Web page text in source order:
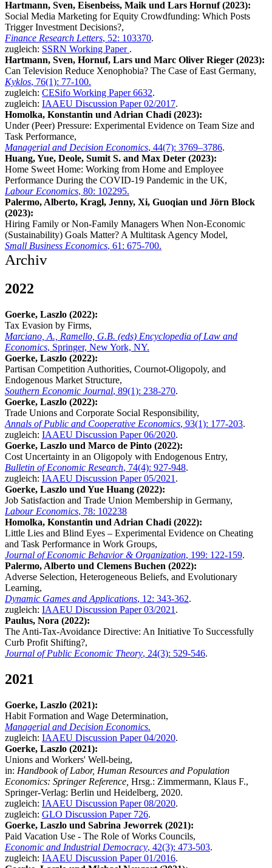
Hartmann, Sven, Eisenbeiss, Maik und Lars Hornuf (2023):
Social Media Marketing for Equity Crowdfunding: Which Posts
Trigger Investment Decisions?,
Finance Research Letters, 52: 103370.
zugleich: SSRN Working Paper .
Hartmann, Sven, Hornuf, Lars und Marc Oliver Rieger (2023):
Can Television Reduce Xenophobia? The Case of East Germany,
Kyklos, 76(1): 77-100.
zugleich: CESifo Working Paper 6632.
zugleich: IAAEU Discussion Paper 02/2017.
Homolka, Konstantin und Adrian Chadi (2023):
Under (Peer) Pressure: Experimental Evidence on Team Size and
Task Performance,
Managerial and Decision Economics, 44(7): 3769–3786.
Huang, Yue, Deole, Sumit S. and Max Deter (2023):
Home Sweet Home: Working from Home and Employee
Performance During the COVID-19 Pandemic in the UK,
Labour Economics, 80: 102295.
Palermo, Alberto, Kragl, Jenny, Xi, Guoqian und Jörn Block
(2023):
Hiring Family or Non-Family Managers When Non-Economic
(Sustainability) Goals Matter? A Multitask Agency Model,
Small Business Economics, 61: 675-700.
Archiv
2022
Goerke, Laszlo (2022):
Tax Evasion by Firms,
Marciano, A., Ramello, G.B. (eds) Encyclopedia of Law and
Economics, Springer, New York, NY.
Goerke, Laszlo (2022):
Partisan Competition Authorities, Cournot-Oligopoly, and
Endogenous Market Structure,
Southern Economic Journal, 89(1): 238-270.
Goerke, Laszlo (2022):
Trade Unions and Corporate Social Responsibility,
Annals of Public and Cooperative Economics, 93(1): 177-203.
zugleich: IAAEU Discussion Paper 06/2020.
Goerke, Laszlo und Marco de Pinto (2022):
Cost Uncertainty in an Oligopoly with Endogenous Entry,
Bulletin of Economic Research, 74(4): 927-948.
zugleich: IAAEU Discussion Paper 05/2021 .
Goerke, Laszlo und Yue Huang (2022):
Job Satisfaction and Trade Union Membership in Germany,
Labour Economics, 78: 102238
Homolka, Konstantin und Adrian Chadi (2022):
Little Lies and Blind Eyes – Experimental Evidence on Cheating
and Task Performance in Work Groups,
Journal of Economic Behavior & Organization, 199: 122-159.
Palermo, Alberto und Clemens Buchen (2022):
Adverse Selection, Heterogeneous Beliefs, and Evolutionary
Learning,
Dynamic Games and Applications, 12: 343-362.
zugleich: IAAEU Discussion Paper 03/2021 .
Paulus, Nora (2022):
The Anti-Tax-Avoidance Directive: An Initiative To Successfully
Curb Profit Shifting?,
Journal of Public Economic Theory, 24(3): 529-546.
2021
Goerke, Laszlo (2021):
Habit Formation and Wage Determination,
Managerial and Decision Economics.
zugleich: IAAEU Discussion Paper 04/2020.
Goerke, Laszlo (2021):
Unions and Workers' Well-being,
in: Handbook of Labor, Human Resources and Population
Economics: Springer Reference, Hrsg.: Zimmermann, Klaus F.,
Springer-Verlag: Berlin und Heidelberg, 2020.
zugleich: IAAEU Discussion Paper 08/2020.
zugleich: GLO Discussion Paper 726.
Goerke, Laszlo und Sabrina Jeworrek (2021):
Paid Vacation Use - The Role of Works Councils,
Economic and Industrial Democracy, 42(3): 473-503.
zugleich: IAAEU Discussion Paper 01/2016.